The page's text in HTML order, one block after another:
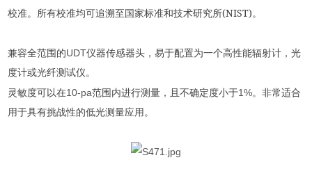
校准。所有校准均可追溯至国家标准和技术研究所(NIST)。
兼容全范围的UDT仪器传感器头，易于配置为一个高性能辐射计，光
度计或光纤测试仪。
灵敏度可以在10-pa范围内进行测量，且不确定度小于1%。非常适合
用于具有挑战性的低光测量应用。